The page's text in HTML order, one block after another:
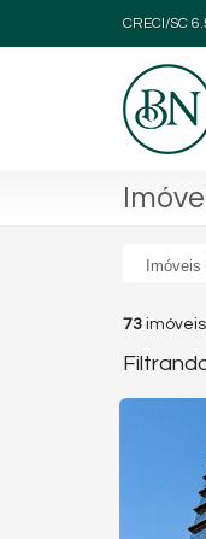
CRECI/SC
73